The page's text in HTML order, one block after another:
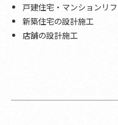
戸建住宅・マンションリ
新築住宅の設計施工
店舗の設計施工